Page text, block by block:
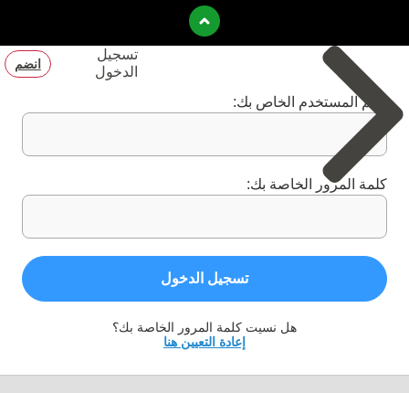
تسجيل
الدخول
انضم
اسم المستخدم الخاص بك:
كلمة المرور الخاصة بك:
تسجيل الدخول
هل نسيت كلمة المرور الخاصة بك؟
إعادة التعيين هنا